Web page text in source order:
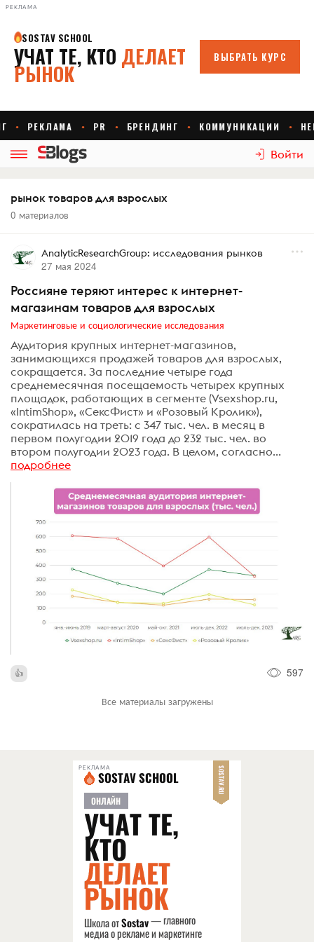
РЕКЛАМА
Войти
рынок товаров для взрослых
0 материалов
AnalyticResearchGroup: исследования рынков
27 мая 2024
Россияне теряют интерес к интернет-
магазинам товаров для взрослых
Маркетинговые и социологические исследования
Аудитория крупных интернет-магазинов,
занимающихся продажей товаров для взрослых,
сокращается. За последние четыре года
среднемесячная посещаемость четырех крупных
площадок, работающих в сегменте (Vsexshop.ru,
«IntimShop», «СексФист» и «Розовый Кролик»),
сократилась на треть: с 347 тыс. чел. в месяц в
первом полугодии 2019 года до 232 тыс. чел. во
втором полугодии 2023 года. В целом, согласно...
подробнее
597
Все материалы загружены
РЕКЛАМА